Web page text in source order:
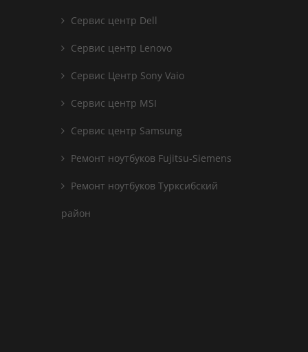
Сервис центр Dell
Сервис центр Lenovo
Сервис Центр Sony Vaio
Сервис центр MSI
Сервис центр Samsung
Ремонт ноутбуков Fujitsu-Siemens
Ремонт ноутбуков Турксибский
район